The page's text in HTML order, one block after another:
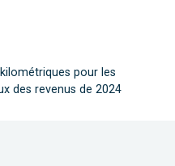
pour les
des revenus de 2024